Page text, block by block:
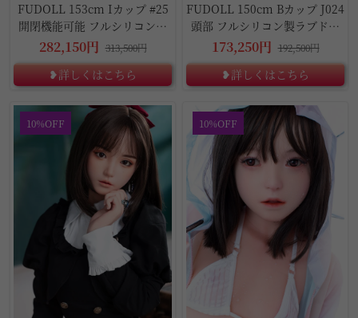
FUDOLL 153cm Iカップ #25
開閉機能可能 フルシリコン製
ラブドール
282,150円 313,500円
❥詳しくはこちら
FUDOLL 150cm Bカップ J024
頭部 フルシリコン製ラブドー
ル
173,250円 192,500円
❥詳しくはこちら
10%OFF 10%OFF